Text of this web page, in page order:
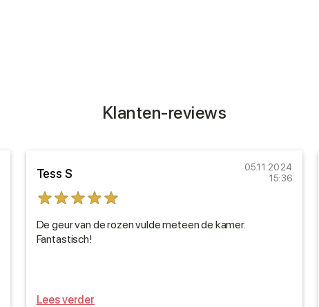
Klanten-reviews
Tess S
05.11.2024
15:36
De geur van de rozen vulde meteen de kamer.
Fantastisch!
Lees verder